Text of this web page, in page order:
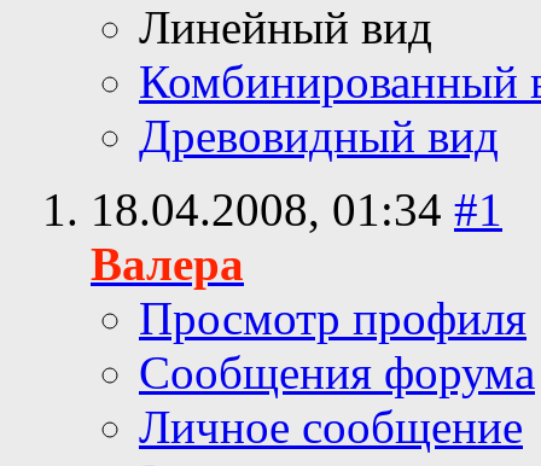
Линейный вид
Комбинированный
Древовидный вид
18.04.2008, 01:34 #1
Валера
Просмотр профиля
Сообщения форума
Личное сообщение